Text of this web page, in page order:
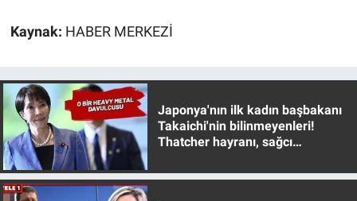
Kaynak: HABER MERKEZİ
Japonya'nın ilk kadın başbakanı
Takaichi'nin bilinmeyenleri!
Thatcher hayranı, sağcı
Canlı Yayın